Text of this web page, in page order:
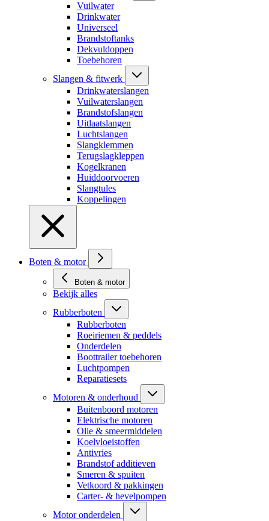
Vuilwater
Drinkwater
Universeel
Brandstoftanks
Dekvuldoppen
Toebehoren
Slangen & fitwerk
Drinkwaterslangen
Vuilwaterslangen
Brandstofslangen
Uitlaatslangen
Luchtslangen
Slangklemmen
Terugslagkleppen
Kogelkranen
Huiddoorvoeren
Slangtules
Koppelingen
Boten & motor
Boten & motor
Bekijk alles
Rubberboten
Rubberboten
Roeiriemen & peddels
Onderdelen
Boottrailer toebehoren
Luchtpompen
Reparatiesets
Motoren & onderhoud
Buitenboord motoren
Elektrische motoren
Olie & smeermiddelen
Koelvloeistoffen
Antivries
Brandstof additieven
Smeren & spuiten
Vetkoord & pakkingen
Carter- & hevelpompen
Motor onderdelen